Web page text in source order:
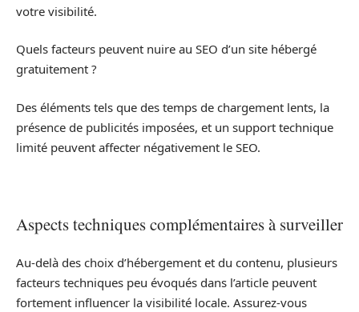
votre visibilité.
Quels facteurs peuvent nuire au SEO d’un site hébergé
gratuitement ?
Des éléments tels que des temps de chargement lents, la
présence de publicités imposées, et un support technique
limité peuvent affecter négativement le SEO.
Aspects techniques complémentaires à surveiller
Au-delà des choix d’hébergement et du contenu, plusieurs
facteurs techniques peu évoqués dans l’article peuvent
fortement influencer la visibilité locale. Assurez-vous